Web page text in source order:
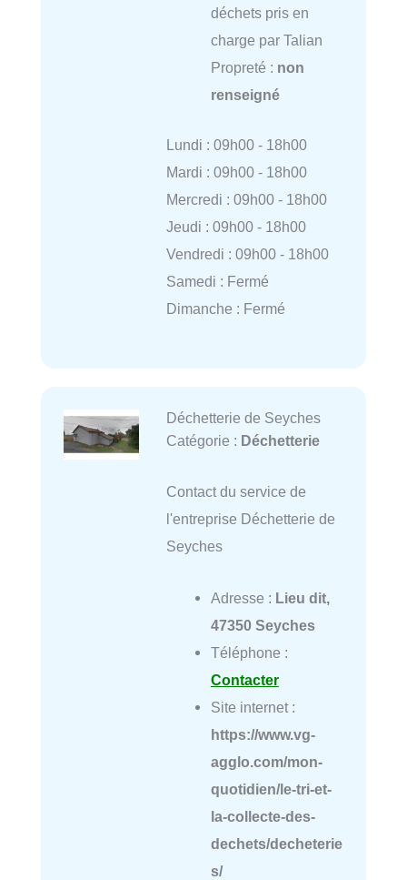
déchets pris en
charge par Talian
Propreté : non
renseigné
Lundi : 09h00 - 18h00
Mardi : 09h00 - 18h00
Mercredi : 09h00 - 18h00
Jeudi : 09h00 - 18h00
Vendredi : 09h00 - 18h00
Samedi : Fermé
Dimanche : Fermé
Déchetterie de Seyches
Catégorie : Déchetterie
Contact du service de
l'entreprise Déchetterie de
Seyches
Adresse : Lieu dit,
47350 Seyches
Téléphone :
Contacter
Site internet :
https://www.vg-
agglo.com/mon-
quotidien/le-tri-et-
la-collecte-des-
dechets/decheterie
s/